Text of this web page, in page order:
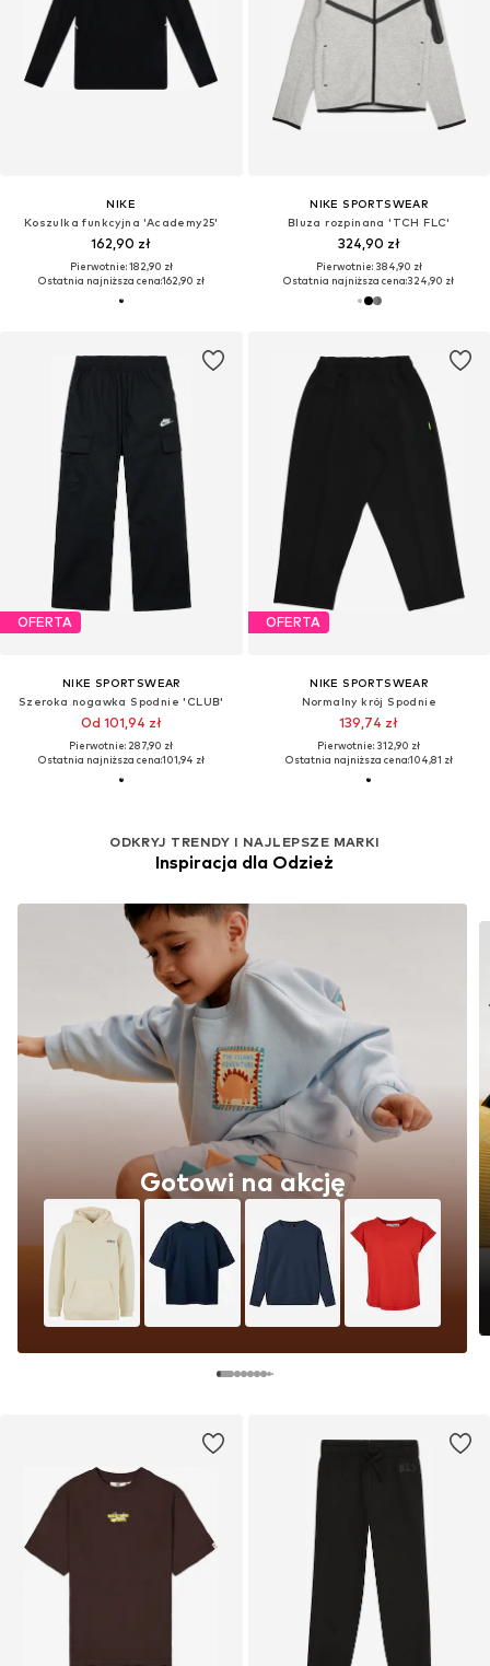
NIKE
Koszulka funkcyjna 'Academy25'
162,90 zł
Pierwotnie: 182,90 zł
Ostatnia najniższa cena:162,90 zł
NIKE SPORTSWEAR
Bluza rozpinana 'TCH FLC'
324,90 zł
Pierwotnie: 384,90 zł
Ostatnia najniższa cena:324,90 zł
OFERTA
NIKE SPORTSWEAR
Szeroka nogawka Spodnie 'CLUB'
Od 101,94 zł
Pierwotnie: 287,90 zł
Ostatnia najniższa cena:101,94 zł
ODKRYJ TRENDY I NAJLEPSZE MARKI
Inspiracja dla Odzież
Gotowi na akcję
OFERTA
NIKE SPORTSWEAR
Normalny krój Spodnie
139,74 zł
Pierwotnie: 312,90 zł
Ostatnia najniższa cena:104,81 zł